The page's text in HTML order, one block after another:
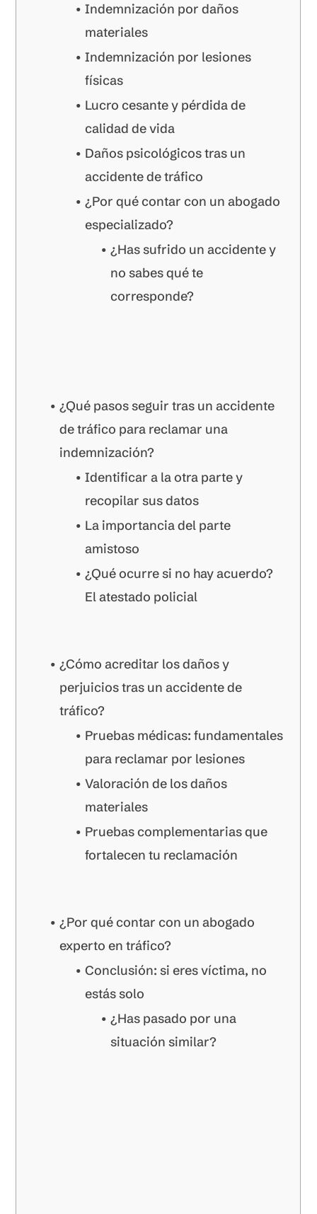
Indemnización por daños
materiales
Indemnización por lesiones
físicas
Lucro cesante y pérdida de
calidad de vida
Daños psicológicos tras un
accidente de tráfico
¿Por qué contar con un abogado
especializado?
¿Has sufrido un accidente y
no sabes qué te
corresponde?
¿Qué pasos seguir tras un accidente
de tráfico para reclamar una
indemnización?
Identificar a la otra parte y
recopilar sus datos
La importancia del parte
amistoso
¿Qué ocurre si no hay acuerdo?
El atestado policial
¿Cómo acreditar los daños y
perjuicios tras un accidente de
tráfico?
Pruebas médicas: fundamentales
para reclamar por lesiones
Valoración de los daños
materiales
Pruebas complementarias que
fortalecen tu reclamación
¿Por qué contar con un abogado
experto en tráfico?
Conclusión: si eres víctima, no
estás solo
¿Has pasado por una
situación similar?